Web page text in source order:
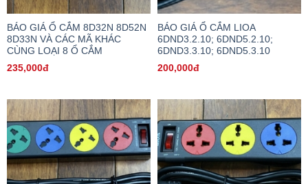
BÁO GIÁ Ổ CẮM 8D32N 8D52N
8D33N VÀ CÁC MÃ KHÁC
CÙNG LOẠI 8 Ổ CẮM
235,000đ
BÁO GIÁ Ổ CẮM LIOA
6DND3.2.10; 6DND5.2.10;
6DND3.3.10; 6DND5.3.10
200,000đ